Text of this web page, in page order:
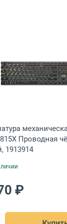
Meetion
Проводная
1913914
₽